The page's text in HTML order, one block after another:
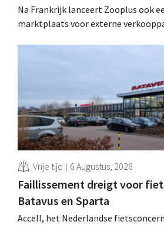
Na Frankrijk lanceert Zooplus ook
marktplaats voor externe
voor huisdierbenodigdheden dat
Vrije tijd 6 Augustus, 2026
Faillissement dreigt voor
Batavus en Sparta
Accell, het Nederlandse